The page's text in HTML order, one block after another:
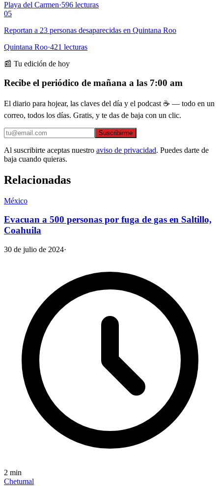
Playa del Carmen·596 lecturas
05
Reportan a 23 personas desaparecidas en Quintana Roo
Quintana Roo·421 lecturas
📰 Tu edición de hoy
Recibe el periódico de mañana a las 7:00 am
El diario para hojear, las claves del día y el podcast ☕ — todo en un
correo, todos los días. Gratis, y te das de baja con un clic.
Suscribirme
Al suscribirte aceptas nuestro aviso de privacidad. Puedes darte de
baja cuando quieras.
Relacionadas
México
Evacuan a 500 personas por fuga de gas en Saltillo,
Coahuila
30 de julio de 2024·
2 min
Chetumal